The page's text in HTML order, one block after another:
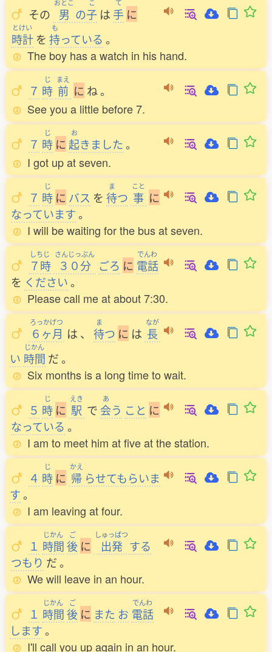
その
おとこ
男 の
こ
子 は
て
手 に
とけい
時計 を
も
持っている 。
The boy has a watch in his hand.
７
じ
時
まえ
前 に ね。
See you a little before 7.
７
じ
時 に
お
起きました。
I got up at seven.
７
じ
時 に バス を
ま
待つ
こと
事 に
なっています。
I will be waiting for the bus at seven.
しちじ
７時
さんじっぷん
３０分 ごろ に
でんわ
電話
を ください。
Please call me at about 7:30.
ろっかげつ
６ヶ月 は 、
ま
待つ に は
なが
長
い
じかん
時間 だ。
Six months is a long time to wait.
５
じ
時 に
えき
駅 で
あ
会う こと に
なっている 。
I am to meet him at five at the station.
４
じ
時 に
かえ
帰 らせてもらいま
す。
I am leaving at four.
１
じかん
時間
ご
後 に
しゅっぱつ
出発 する
つもり だ。
We will leave in an hour.
１
じかん
時間
ご
後 に また お
でんわ
電話
します。
I'll call you up again in an hour.